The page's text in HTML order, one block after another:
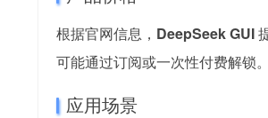
根据官网信息， DeepSeek GUI
可能通过订阅或一次性付费解锁
应用场景